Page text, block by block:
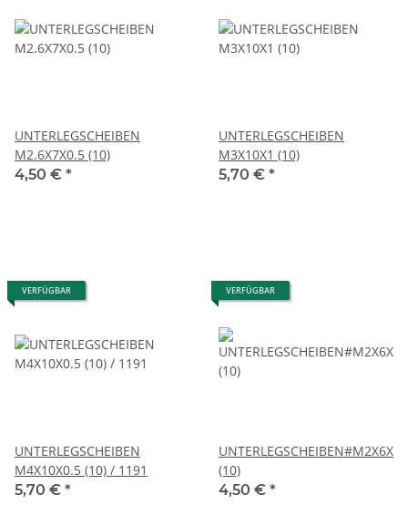
UNTERLEGSCHEIBEN
M2.6X7X0.5 (10)
4,50 € *
UNTERLEGSCHEIBEN
M3X10X1 (10)
5,70 € *
VERFÜGBAR
UNTERLEGSCHEIBEN
M4X10X0.5 (10) / 1191
5,70 € *
VERFÜGBAR
(10)
4,50 € *